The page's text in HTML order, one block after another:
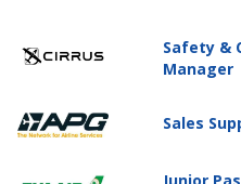
Safety &
Manager
Sales